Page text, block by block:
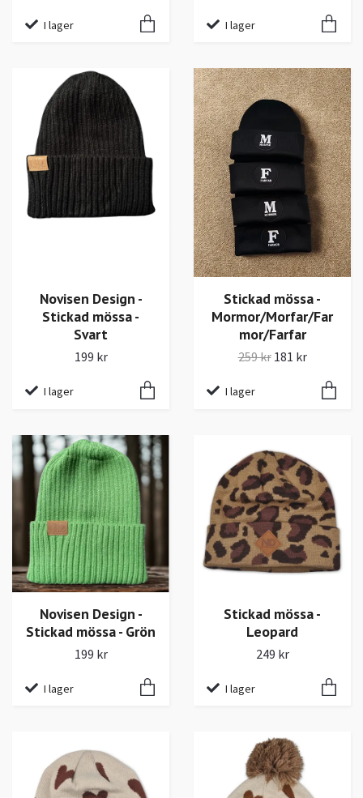
I lager I lager
Novisen Design -
Stickad mössa -
Svart
199 kr
I lager
Stickad mössa -
Mormor/Morfar/Far
mor/Farfar
259 kr 181 kr
I lager
Novisen Design -
Stickad mössa - Grön
199 kr
I lager
Stickad mössa -
Leopard
249 kr
I lager